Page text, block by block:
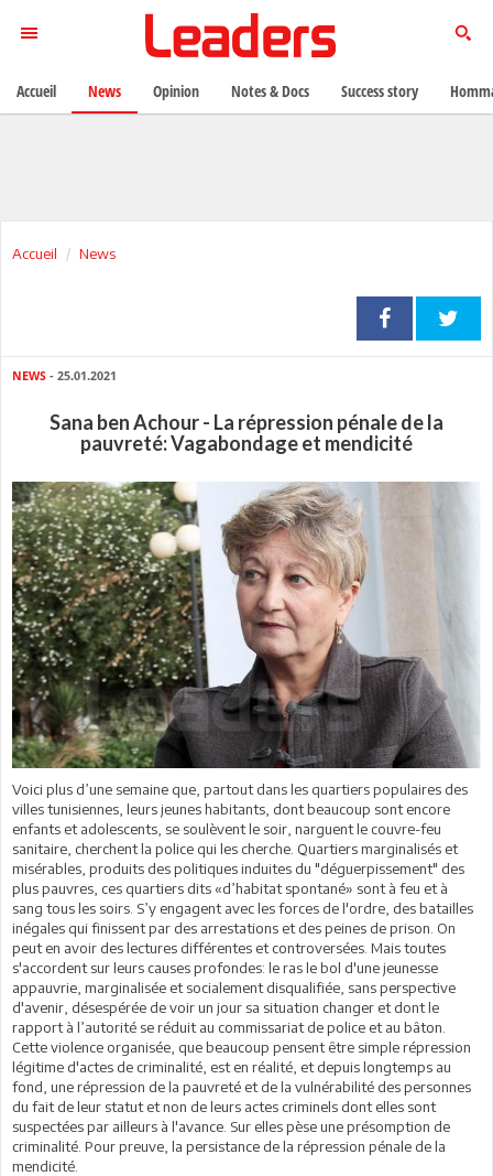
Accueil News
NEWS - 25.01.2021
Sana ben Achour - La répression pénale de la
pauvreté: Vagabondage et mendicité
Voici plus d’une semaine que, partout dans les quartiers populaires des
villes tunisiennes, leurs jeunes habitants, dont beaucoup sont encore
enfants et adolescents, se soulèvent le soir, narguent le couvre-feu
sanitaire, cherchent la police qui les cherche. Quartiers marginalisés et
misérables, produits des politiques induites du "déguerpissement" des
plus pauvres, ces quartiers dits «d’habitat spontané» sont à feu et à
sang tous les soirs. S’y engagent avec les forces de l'ordre, des batailles
inégales qui finissent par des arrestations et des peines de prison. On
peut en avoir des lectures différentes et controversées. Mais toutes
s'accordent sur leurs causes profondes: le ras le bol d'une jeunesse
appauvrie, marginalisée et socialement disqualifiée, sans perspective
d'avenir, désespérée de voir un jour sa situation changer et dont le
rapport à l’autorité se réduit au commissariat de police et au bâton.
Cette violence organisée, que beaucoup pensent être simple répression
légitime d'actes de criminalité, est en réalité, et depuis longtemps au
fond, une répression de la pauvreté et de la vulnérabilité des personnes
du fait de leur statut et non de leurs actes criminels dont elles sont
suspectées par ailleurs à l'avance. Sur elles pèse une présomption de
criminalité. Pour preuve, la persistance de la répression pénale de la
mendicité.
Accueil News Opinion Notes & Docs Success story